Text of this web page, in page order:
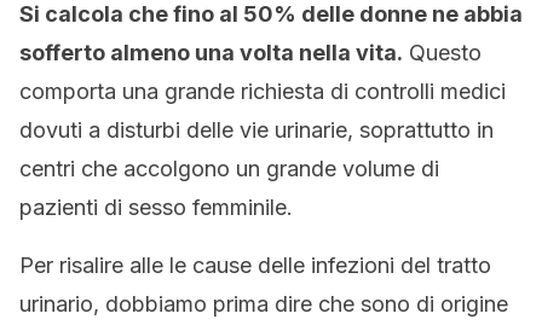
Si calcola che fino al 50% delle donne ne abbia
sofferto almeno una volta nella vita. Questo
comporta una grande richiesta di controlli medici
dovuti a disturbi delle vie urinarie, soprattutto in
centri che accolgono un grande volume di
pazienti di sesso femminile.
Per risalire alle le cause delle infezioni del tratto
urinario, dobbiamo prima dire che sono di origine